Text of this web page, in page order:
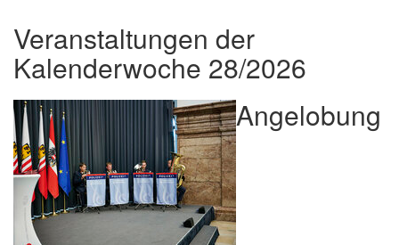
Veranstaltungen der
Kalenderwoche 28/2026
Angelobung